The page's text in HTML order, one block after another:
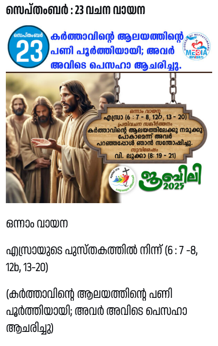
സെപ്തംബർ : 23 വചന വായന
ഒന്നാം വായന
എസ്രായുടെ പുസ്‌തകത്തിൽ നിന്ന് (6 : 7 -8,
12b, 13-20)
(കർത്താവിന്റെ ആലയത്തിൻ്റെ പണി
പൂർത്തിയായി; അവർ അവിടെ പെസഹാ
ആചരിച്ചു)